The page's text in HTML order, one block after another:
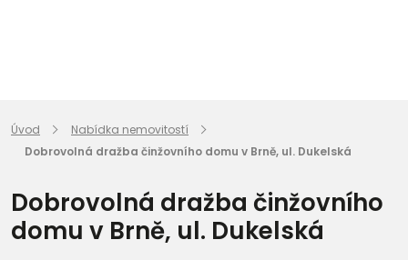
Úvod
Nabídka nemovitostí
Dobrovolná dražba činžovního domu v Brně, ul. Dukelská
Dobrovolná dražba činžovního
domu v Brně, ul. Dukelská